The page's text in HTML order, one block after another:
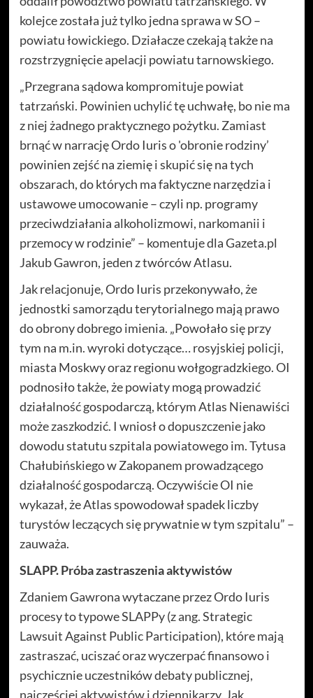
kolejce została już tylko jedna sprawa w SO –
powiatu łowickiego. Działacze czekają także na
rozstrzygnięcie apelacji powiatu tarnowskiego.
„Przegrana sądowa kompromituje powiat
tatrzański. Powinien uchylić tę uchwałę, bo nie ma
z niej żadnego praktycznego pożytku. Zamiast
brnąć w narrację Ordo Iuris o 'obronie rodziny’
powinien zejść na ziemię i skupić się na tych
obszarach, do których ma faktyczne narzędzia i
ustawowe umocowanie – czyli np. programy
przeciwdziałania alkoholizmowi, narkomanii i
przemocy w rodzinie” – komentuje dla Gazeta.pl
Jakub Gawron, jeden z twórców Atlasu.
Jak relacjonuje, Ordo Iuris przekonywało, że
jednostki samorządu terytorialnego mają prawo
do obrony dobrego imienia. „Powołało się przy
tym na m.in. wyroki dotyczące… rosyjskiej policji,
miasta Moskwy oraz regionu wołgogradzkiego. OI
podnosiło także, że powiaty mogą prowadzić
działalność gospodarczą, którym Atlas Nienawiści
może zaszkodzić. I wniosł o dopuszczenie jako
dowodu statutu szpitala powiatowego im. Tytusa
Chałubińskiego w Zakopanem prowadzącego
działalność gospodarczą. Oczywiście OI nie
wykazał, że Atlas spowodował spadek liczby
turystów leczących się prywatnie w tym szpitalu” –
zauważa.
SLAPP. Próba zastraszenia aktywistów
Zdaniem Gawrona wytaczane przez Ordo Iuris
procesy to typowe SLAPPy (z ang. Strategic
Lawsuit Against Public Participation), które mają
zastraszać, uciszać oraz wyczerpać finansowo i
psychicznie uczestników debaty publicznej,
najczęściej aktywistów i dziennikarzy. Jak